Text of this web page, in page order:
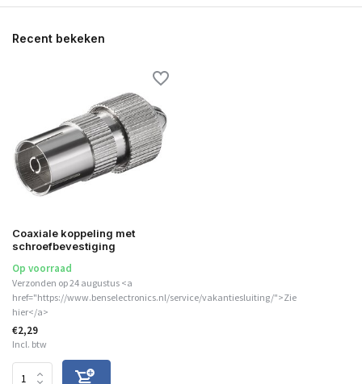
Recent bekeken
Coaxiale koppeling met
schroefbevestiging
Op voorraad
Verzonden op 24 augustus <a
href="https://www.benselectronics.nl/service/vakantiesluiting/">Zie
hier</a>
€2,29
Incl. btw